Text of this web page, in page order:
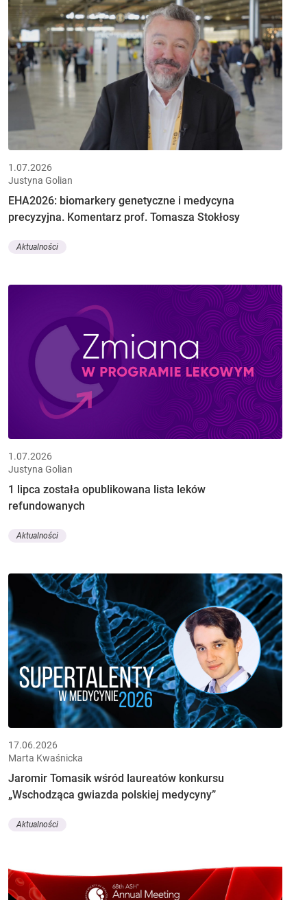
1.07.2026
Justyna Golian
EHA2026: biomarkery genetyczne i medycyna
precyzyjna. Komentarz prof. Tomasza Stokłosy
Aktualności
1.07.2026
Justyna Golian
1 lipca została opublikowana lista leków
refundowanych
Aktualności
17.06.2026
Marta Kwaśnicka
Jaromir Tomasik wśród laureatów konkursu
„Wschodząca gwiazda polskiej medycyny”
Aktualności